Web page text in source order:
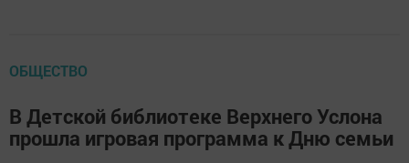
ОБЩЕСТВО
В Детской библиотеке Верхнего Услона
прошла игровая программа к Дню семьи